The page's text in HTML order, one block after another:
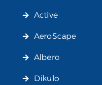
Active
AeroScape
Albero
Dikulo